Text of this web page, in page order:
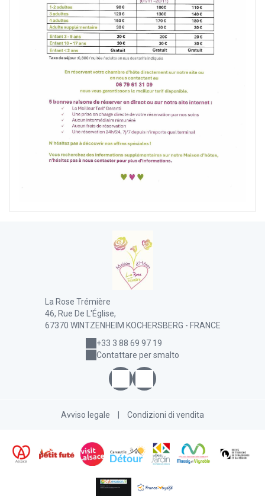
La Rose Trémière
46, Rue De L'Église,
67370 WINTZENHEIM KOCHERSBERG - FRANCE
+33 3 88 69 97 19
Contattare per smalto
Avviso legale Condizioni di vendita